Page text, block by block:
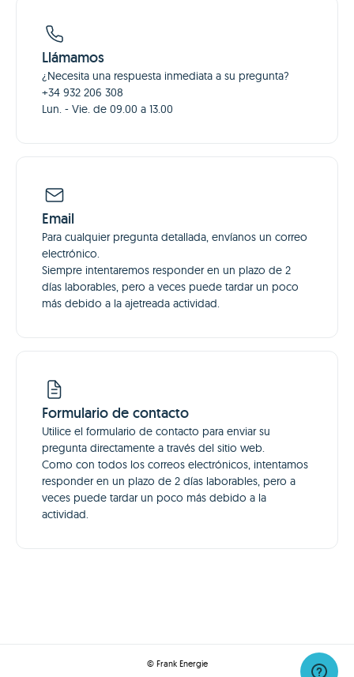
Llámamos
¿Necesita una respuesta inmediata a su pregunta?
+34 932 206 308
Lun. - Vie. de 09.00 a 13.00
Email
Para cualquier pregunta detallada, envíanos un correo
electrónico.
Siempre intentaremos responder en un plazo de 2
días laborables, pero a veces puede tardar un poco
más debido a la ajetreada actividad.
Formulario de contacto
Utilice el formulario de contacto para enviar su
pregunta directamente a través del sitio web.
Como con todos los correos electrónicos, intentamos
responder en un plazo de 2 días laborables, pero a
veces puede tardar un poco más debido a la
actividad.
© Frank Energie